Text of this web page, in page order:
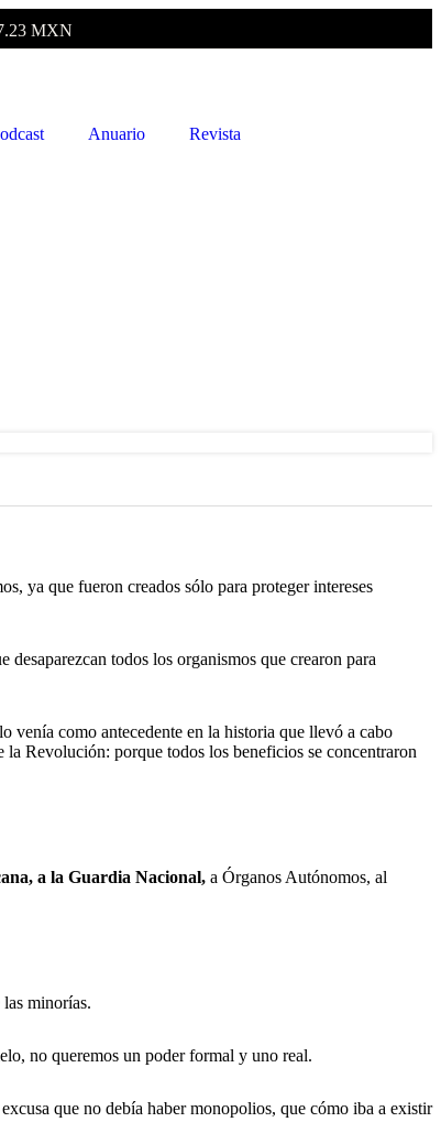
MXN
Anuario Revista
ya que fueron creados sólo para proteger intereses
todos los organismos que crearon para
venía como antecedente en la historia que llevó a cabo
la Revolución: porque todos los beneficios se concentraron
a la Guardia Nacional, a Órganos Autónomos, al
minorías.
no queremos un poder formal y uno real.
que no debía haber monopolios, que cómo iba a existir